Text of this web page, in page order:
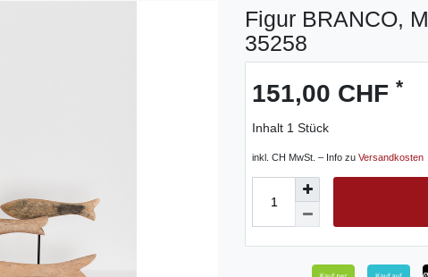
Figur BRANCO,
35258
151,00 CHF *
Inhalt 1 Stück
inkl. CH MwSt. – Info zu Versandkosten